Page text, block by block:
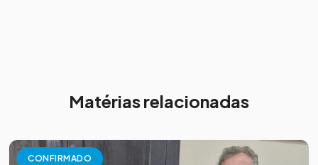
Matérias relacionadas
CONFIRMADO